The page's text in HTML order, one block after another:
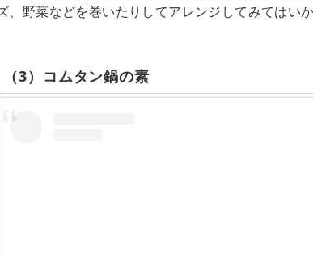
、野菜などを巻いたりしてアレンジしてみてはいか
（3）コムタン鍋の素